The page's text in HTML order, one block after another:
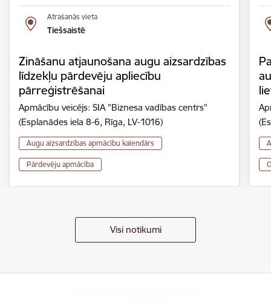
Atrašanās vieta
Tiešsaistē
Zināšanu atjaunošana augu aizsardzības
līdzekļu pārdevēju apliecību
pārreģistrēšanai
Apmācību veicējs: SIA "Biznesa vadības centrs"
(Esplanādes iela 8-6, Rīga, LV-1016)
Augu aizsardzības apmācību kalendārs
Pārdevēju apmācība
Visi notikumi